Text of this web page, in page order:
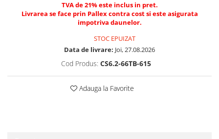
TVA de 21% este inclus in pret.
Livrarea se face prin Pallex contra cost si este asigurata
impotriva daunelor.
STOC EPUIZAT
Data de livrare: Joi, 27.08.2026
Cod Produs: CS6.2-66TB-615
Adauga la Favorite